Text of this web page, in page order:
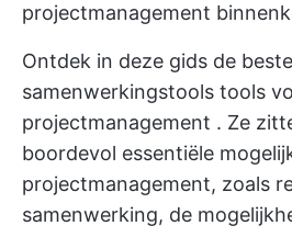
projectmanagement
Ontdek in deze gids de
samenwerkingstools tools
projectmanagement . Ze
boordevol essentiële
projectmanagement, zoals
samenwerking, de